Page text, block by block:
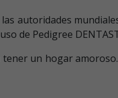
autoridades
de Pedigree
un hogar amoroso.